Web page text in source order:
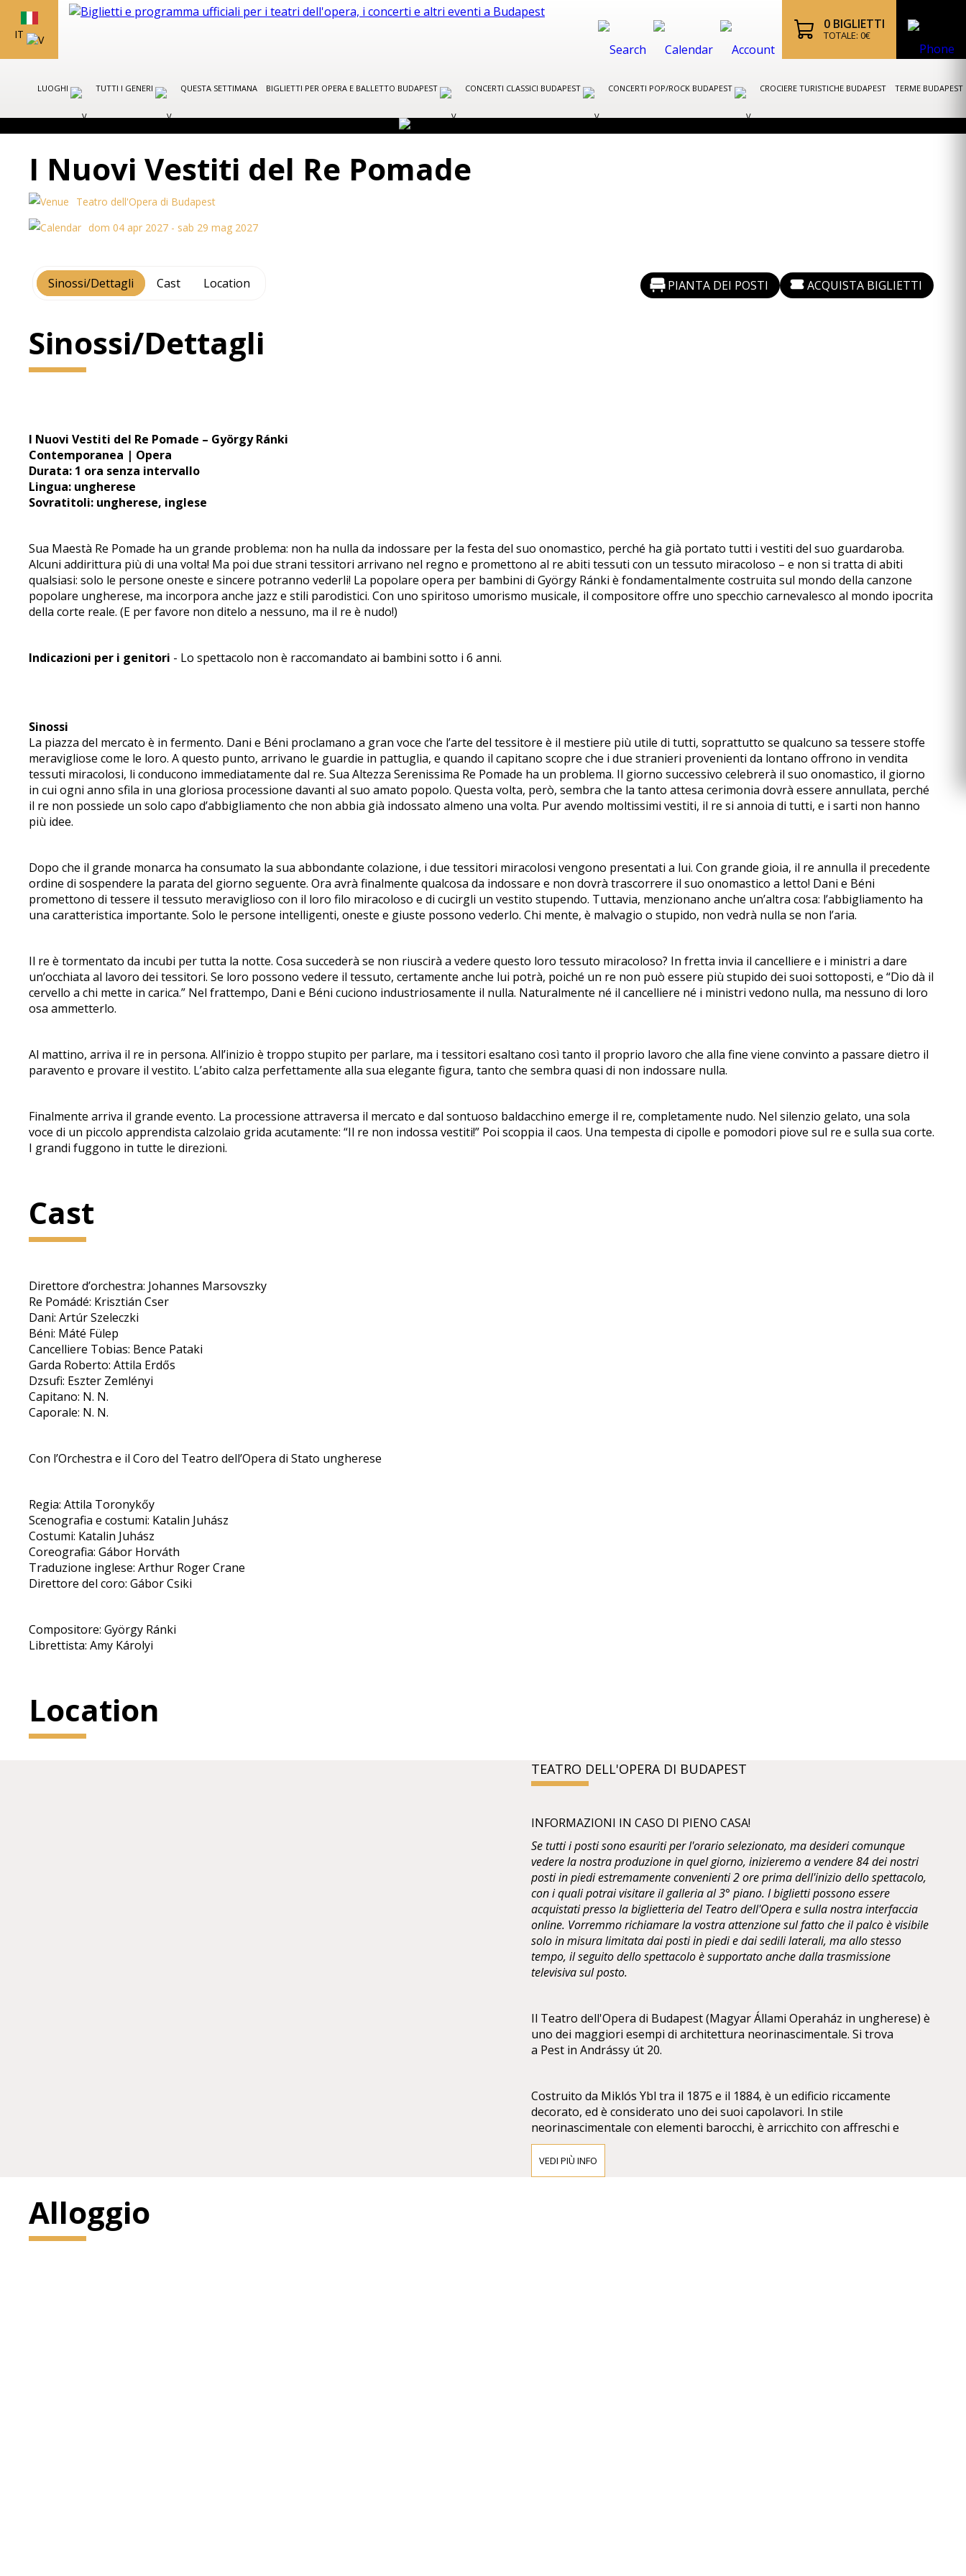
IT
0 BIGLIETTI
TOTALE: 0€
LUOGHI TUTTI I GENERI QUESTA SETTIMANA BIGLIETTI PER OPERA E BALLETTO BUDAPEST CONCERTI CLASSICI BUDAPEST CONCERTI POP/ROCK BUDAPEST CROCIERE TURISTICHE BUDAPEST TERME BUDAPEST
I Nuovi Vestiti del Re Pomade
Teatro dell'Opera di Budapest
dom 04 apr 2027 - sab 29 mag 2027
Sinossi/Dettagli Cast Location PIANTA DEI POSTI ACQUISTA BIGLIETTI
Sinossi/Dettagli
I Nuovi Vestiti del Re Pomade – György Ránki
Contemporanea | Opera
Durata: 1 ora senza intervallo
Lingua: ungherese
Sovratitoli: ungherese, inglese
Sua Maestà Re Pomade ha un grande problema: non ha nulla da indossare per la festa del suo onomastico, perché ha già portato tutti i vestiti del suo guardaroba.
Alcuni addirittura più di una volta! Ma poi due strani tessitori arrivano nel regno e promettono al re abiti tessuti con un tessuto miracoloso – e non si tratta di abiti
qualsiasi: solo le persone oneste e sincere potranno vederli! La popolare opera per bambini di György Ránki è fondamentalmente costruita sul mondo della canzone
popolare ungherese, ma incorpora anche jazz e stili parodistici. Con uno spiritoso umorismo musicale, il compositore offre uno specchio carnevalesco al mondo ipocrita
della corte reale. (E per favore non ditelo a nessuno, ma il re è nudo!)
Indicazioni per i genitori - Lo spettacolo non è raccomandato ai bambini sotto i 6 anni.
Sinossi
La piazza del mercato è in fermento. Dani e Béni proclamano a gran voce che l’arte del tessitore è il mestiere più utile di tutti, soprattutto se qualcuno sa tessere stoffe
meravigliose come le loro. A questo punto, arrivano le guardie in pattuglia, e quando il capitano scopre che i due stranieri provenienti da lontano offrono in vendita
tessuti miracolosi, li conducono immediatamente dal re. Sua Altezza Serenissima Re Pomade ha un problema. Il giorno successivo celebrerà il suo onomastico, il giorno
in cui ogni anno sfila in una gloriosa processione davanti al suo amato popolo. Questa volta, però, sembra che la tanto attesa cerimonia dovrà essere annullata, perché
il re non possiede un solo capo d’abbigliamento che non abbia già indossato almeno una volta. Pur avendo moltissimi vestiti, il re si annoia di tutti, e i sarti non hanno
più idee.
Dopo che il grande monarca ha consumato la sua abbondante colazione, i due tessitori miracolosi vengono presentati a lui. Con grande gioia, il re annulla il precedente
ordine di sospendere la parata del giorno seguente. Ora avrà finalmente qualcosa da indossare e non dovrà trascorrere il suo onomastico a letto! Dani e Béni
promettono di tessere il tessuto meraviglioso con il loro filo miracoloso e di cucirgli un vestito stupendo. Tuttavia, menzionano anche un’altra cosa: l’abbigliamento ha
una caratteristica importante. Solo le persone intelligenti, oneste e giuste possono vederlo. Chi mente, è malvagio o stupido, non vedrà nulla se non l’aria.
Il re è tormentato da incubi per tutta la notte. Cosa succederà se non riuscirà a vedere questo loro tessuto miracoloso? In fretta invia il cancelliere e i ministri a dare
un’occhiata al lavoro dei tessitori. Se loro possono vedere il tessuto, certamente anche lui potrà, poiché un re non può essere più stupido dei suoi sottoposti, e “Dio dà il
cervello a chi mette in carica.” Nel frattempo, Dani e Béni cuciono industriosamente il nulla. Naturalmente né il cancelliere né i ministri vedono nulla, ma nessuno di loro
osa ammetterlo.
Al mattino, arriva il re in persona. All’inizio è troppo stupito per parlare, ma i tessitori esaltano così tanto il proprio lavoro che alla fine viene convinto a passare dietro il
paravento e provare il vestito. L’abito calza perfettamente alla sua elegante figura, tanto che sembra quasi di non indossare nulla.
Finalmente arriva il grande evento. La processione attraversa il mercato e dal sontuoso baldacchino emerge il re, completamente nudo. Nel silenzio gelato, una sola
voce di un piccolo apprendista calzolaio grida acutamente: “Il re non indossa vestiti!” Poi scoppia il caos. Una tempesta di cipolle e pomodori piove sul re e sulla sua corte.
I grandi fuggono in tutte le direzioni.
Cast
Direttore d’orchestra: Johannes Marsovszky
Re Pomádé: Krisztián Cser
Dani: Artúr Szeleczki
Béni: Máté Fülep
Cancelliere Tobias: Bence Pataki
Garda Roberto: Attila Erdős
Dzsufi: Eszter Zemlényi
Capitano: N. N.
Caporale: N. N.
Con l’Orchestra e il Coro del Teatro dell’Opera di Stato ungherese
Regia: Attila Toronykőy
Scenografia e costumi: Katalin Juhász
Costumi: Katalin Juhász
Coreografia: Gábor Horváth
Traduzione inglese: Arthur Roger Crane
Direttore del coro: Gábor Csiki
Compositore: György Ránki
Librettista: Amy Károlyi
Location
TEATRO DELL'OPERA DI BUDAPEST
INFORMAZIONI IN CASO DI PIENO CASA!
Se tutti i posti sono esauriti per l'orario selezionato, ma desideri comunque
vedere la nostra produzione in quel giorno, inizieremo a vendere 84 dei nostri
posti in piedi estremamente convenienti 2 ore prima dell'inizio dello spettacolo,
con i quali potrai visitare il galleria al 3° piano. I biglietti possono essere
acquistati presso la biglietteria del Teatro dell'Opera e sulla nostra interfaccia
online. Vorremmo richiamare la vostra attenzione sul fatto che il palco è visibile
solo in misura limitata dai posti in piedi e dai sedili laterali, ma allo stesso
tempo, il seguito dello spettacolo è supportato anche dalla trasmissione
televisiva sul posto.
Il Teatro dell'Opera di Budapest (Magyar Állami Operaház in ungherese) è
uno dei maggiori esempi di architettura neorinascimentale. Si trova
a Pest in Andrássy út 20.
Costruito da Miklós Ybl tra il 1875 e il 1884, è un edificio riccamente
decorato, ed è considerato uno dei suoi capolavori. In stile
neorinascimentale con elementi barocchi, è arricchito con affreschi e
sculture di Bertalan Székely,Mór Than e Károly Lotz.
VEDI PIÙ INFO
Alloggio